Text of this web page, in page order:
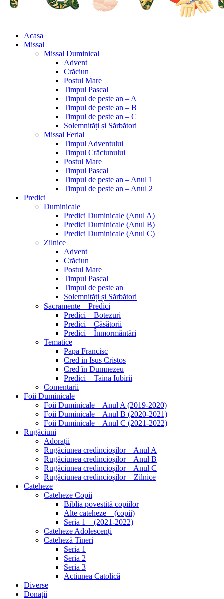
Acasa
Missal
Missal Duminical
Advent
Crăciun
Postul Mare
Timpul Pascal
Timpul de peste an – A
Timpul de peste an – B
Timpul de peste an – C
Solemnități și Sărbători
Missal Ferial
Timpul Adventului
Timpul Crăciunului
Postul Mare
Timpul Pascal
Timpul de peste an – Anul 1
Timpul de peste an – Anul 2
Predici
Duminicale
Predici Duminicale (Anul A)
Predici Duminicale (Anul B)
Predici Duminicale (Anul C)
Zilnice
Advent
Crăciun
Postul Mare
Timpul Pascal
Timpul de peste an
Solemnități și Sărbători
Sacramente – Predici
Predici – Botezuri
Predici – Căsătorii
Predici – Înmormântări
Tematice
Papa Francisc
Cred in Isus Cristos
Cred în Dumnezeu
Predici – Taina Iubirii
Comentarii
Foii Duminicale
Foii Duminicale – Anul A (2019-2020)
Foii Duminicale – Anul B (2020-2021)
Foii Duminicale – Anul C (2021-2022)
Rugăciuni
Adorații
Rugăciunea credincioșilor – Anul A
Rugăciunea credincioșilor – Anul B
Rugăciunea credincioșilor – Anul C
Rugăciunea credincioșilor – Zilnice
Cateheze
Cateheze Copii
Biblia povestită copiilor
Alte cateheze – (copii)
Seria 1 – (2021-2022)
Cateheze Adolescenți
Cateheză Tineri
Seria 1
Seria 2
Seria 3
Actiunea Catolică
Diverse
Donații